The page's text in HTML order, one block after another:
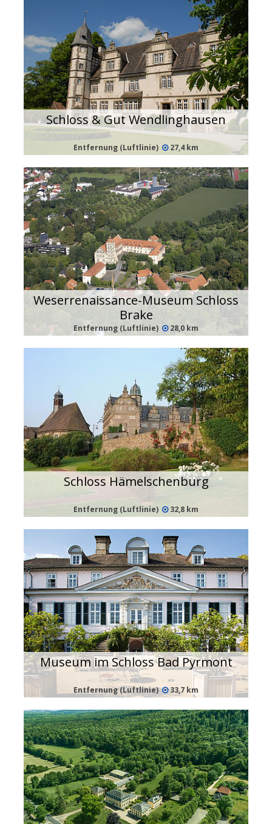
Schloss & Gut Wendlinghausen
Entfernung (Luftlinie) 27,4 km
Weserrenaissance-Museum Schloss
Brake
Entfernung (Luftlinie) 28,0 km
Schloss Hämelschenburg
Entfernung (Luftlinie) 32,8 km
Museum im Schloss Bad Pyrmont
Entfernung (Luftlinie) 33,7 km